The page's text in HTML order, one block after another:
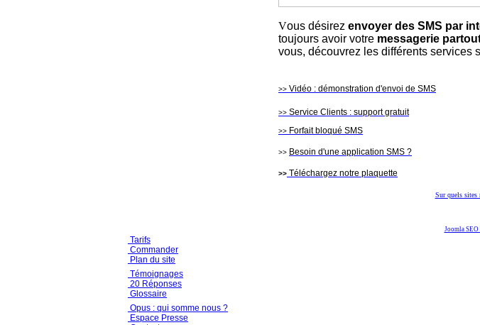
Vous désirez envoyer des SMS par
toujours avoir votre messagerie
vous, découvrez les différents services
>> Vidéo : démonstration d'envoi de SMS
>> Service Clients : support gratuit
>> Forfait bloqué SMS
>> Besoin d'une application SMS ?
>> Téléchargez notre plaquette
Sur quels sites
Joomla SEO
Tarifs
Commander
Plan du site
Témoignages
20 Réponses
Glossaire
Opus : qui somme nous ?
Espace Presse